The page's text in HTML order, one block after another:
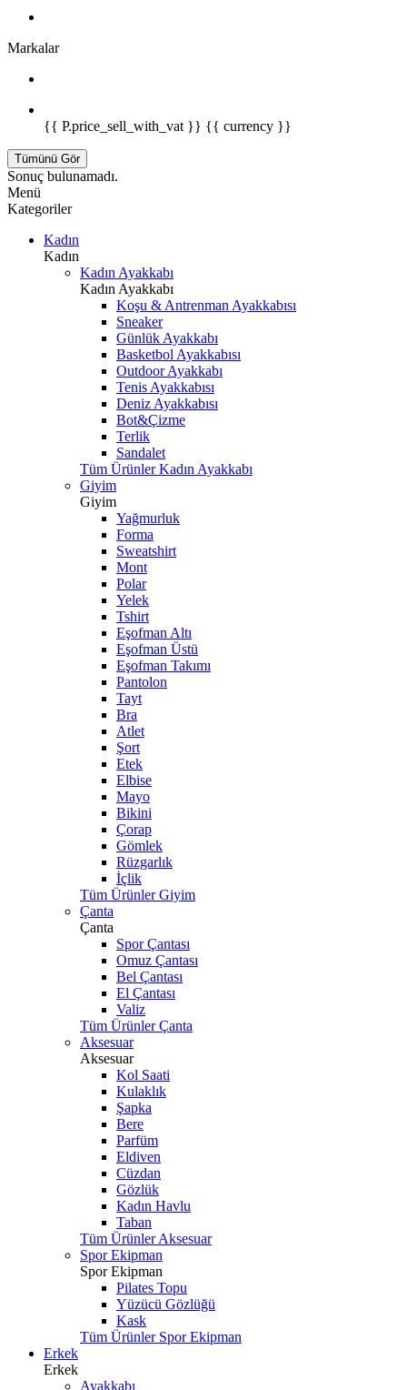
Markalar
{{ P.price_sell_with_vat }} {{ currency }}
Tümünü Gör
Sonuç bulunamadı.
Menü
Kategoriler
Kadın
Kadın
Kadın Ayakkabı
Kadın Ayakkabı
Koşu & Antrenman Ayakkabısı
Sneaker
Günlük Ayakkabı
Basketbol Ayakkabısı
Outdoor Ayakkabı
Tenis Ayakkabısı
Deniz Ayakkabısı
Bot&Çizme
Terlik
Sandalet
Tüm Ürünler Kadın Ayakkabı
Giyim
Giyim
Yağmurluk
Forma
Sweatshirt
Mont
Polar
Yelek
Tshirt
Eşofman Altı
Eşofman Üstü
Eşofman Takımı
Pantolon
Tayt
Bra
Atlet
Şort
Etek
Elbise
Mayo
Bikini
Çorap
Gömlek
Rüzgarlık
İçlik
Tüm Ürünler Giyim
Çanta
Çanta
Spor Çantası
Omuz Çantası
Bel Çantası
El Çantası
Valiz
Tüm Ürünler Çanta
Aksesuar
Aksesuar
Kol Saati
Kulaklık
Şapka
Bere
Parfüm
Eldiven
Cüzdan
Gözlük
Kadın Havlu
Taban
Tüm Ürünler Aksesuar
Spor Ekipman
Spor Ekipman
Pilates Topu
Yüzücü Gözlüğü
Kask
Tüm Ürünler Spor Ekipman
Erkek
Erkek
Ayakkabı